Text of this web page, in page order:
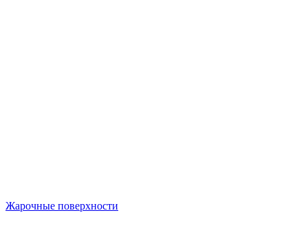
Жарочные поверхности